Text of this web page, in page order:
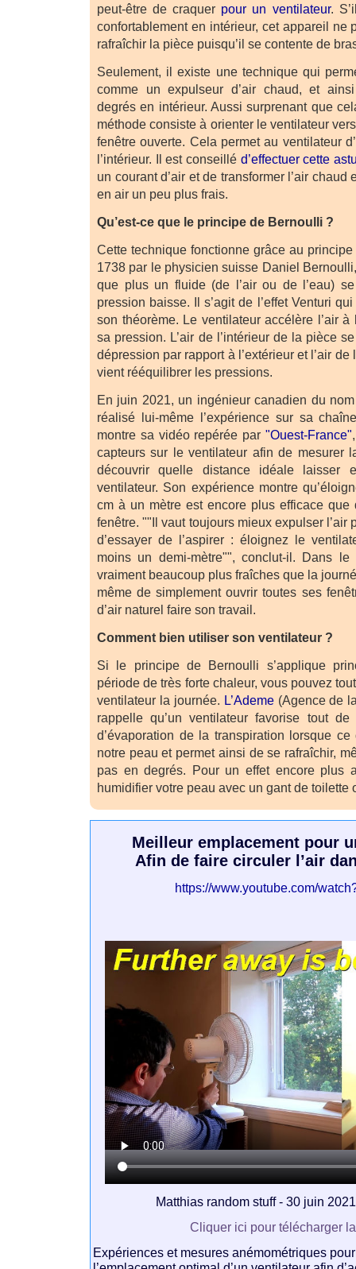
peut-être de craquer pour un ventilateur.
confortablement en intérieur, cet appareil ne
rafraîchir la pièce puisqu’il se contente de
Seulement, il existe une technique qui
comme un expulseur d’air chaud, et
degrés en intérieur. Aussi surprenant que
méthode consiste à orienter le ventilateur
fenêtre ouverte. Cela permet au ventilateur
l’intérieur. Il est conseillé d’effectuer cette
un courant d’air et de transformer l’air
en air un peu plus frais.
Qu’est-ce que le principe de Bernoulli ?
Cette technique fonctionne grâce au
1738 par le physicien suisse Daniel
que plus un fluide (de l’air ou de l’eau)
pression baisse. Il s’agit de l’effet Venturi
son théorème. Le ventilateur accélère l’air
sa pression. L’air de l’intérieur de la pièce
dépression par rapport à l’extérieur et l’air
vient rééquilibrer les pressions.
En juin 2021, un ingénieur canadien du
réalisé lui-même l’expérience sur sa
montre sa vidéo repérée par "Ouest-France"
capteurs sur le ventilateur afin de mesurer
découvrir quelle distance idéale laisser
ventilateur. Son expérience montre
cm à un mètre est encore plus efficace
fenêtre. ""Il vaut toujours mieux expulser l’air
d’essayer de l’aspirer : éloignez le
moins un demi-mètre"", conclut-il. Dans
vraiment beaucoup plus fraîches que la
même de simplement ouvrir toutes ses
d’air naturel faire son travail.
Comment bien utiliser son ventilateur ?
Si le principe de Bernoulli s’applique
période de très forte chaleur, vous pouvez
ventilateur la journée. L’Ademe(Agence de
rappelle qu’un ventilateur favorise tout
d’évaporation de la transpiration lorsque
notre peau et permet ainsi de se rafraîchir,
pas en degrés. Pour un effet encore plus
humidifier votre peau avec un gant de toilette
Meilleur emplacement pour
Afin de faire circuler l’air
https://www.youtube.com/
Matthias random stuff - 30 juin
Cliquer ici pour télécharger
Expériences et mesures anémométriques